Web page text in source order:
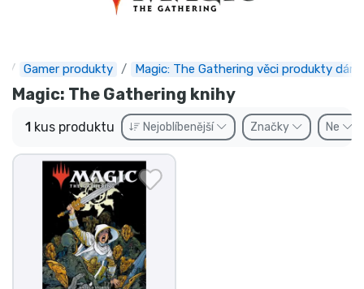
Gamer produkty Magic: The Gathering věci produkty dárky
Magic: The Gathering knihy
1 kus produktu Nejoblíbenější Značky Ne
Expresní doručení
Předobjednat
Outlet produkty
Doprava a platba
Seriálové věci
Filmové věci